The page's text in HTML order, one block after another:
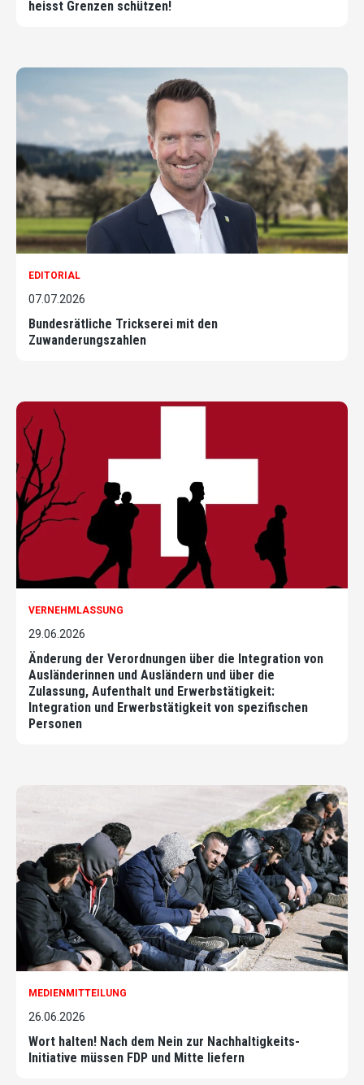
heisst Grenzen schützen!
EDITORIAL
07.07.2026
Bundesrätliche Trickserei mit den
Zuwanderungszahlen
VERNEHMLASSUNG
29.06.2026
Änderung der Verordnungen über die Integration von
Ausländerinnen und Ausländern und über die
Zulassung, Aufenthalt und Erwerbstätigkeit:
Integration und Erwerbstätigkeit von spezifischen
Personen
MEDIENMITTEILUNG
26.06.2026
Wort halten! Nach dem Nein zur Nachhaltigkeits-
Initiative müssen FDP und Mitte liefern